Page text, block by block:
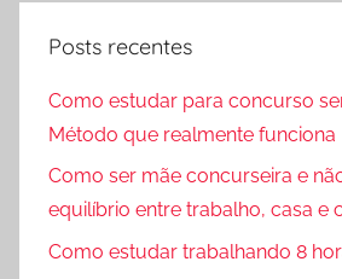
Posts recentes
Como estudar para concurso
Método que realmente funciona
Como ser mãe concurseira e
equilíbrio entre trabalho, casa e
Como estudar trabalhando 8